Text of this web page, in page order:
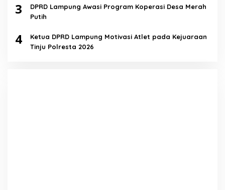
3
DPRD Lampung Awasi Program Koperasi Desa Merah
Putih
4
Ketua DPRD Lampung Motivasi Atlet pada Kejuaraan
Tinju Polresta 2026